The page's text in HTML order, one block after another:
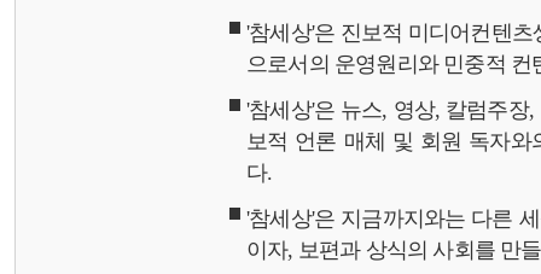
'참세상'은 진보적 미디어컨텐
으로서의 운영원리와 민중적
'참세상'은 뉴스, 영상, 칼럼주
보적 언론 매체 및 회원 독자와
다.
'참세상'은 지금까지와는 다른
이자, 보편과 상식의 사회를 만